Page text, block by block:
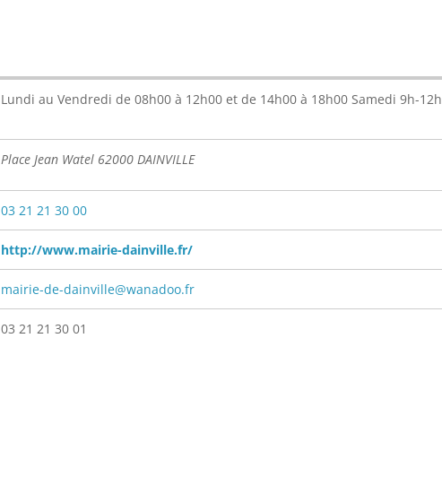
Lundi au Vendredi de 08h00 à 12h00 et de 14h00 à 18h00 Samedi 9h-12h
Place Jean Watel 62000 DAINVILLE
03 21 21 30 00
http://www.mairie-dainville.fr/
mairie-de-dainville@wanadoo.fr
03 21 21 30 01